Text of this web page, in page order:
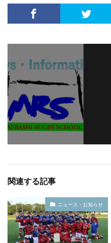
関連する記事
ニュース・お知らせ